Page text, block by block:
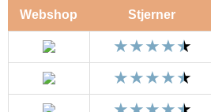
Webshop Stjerner